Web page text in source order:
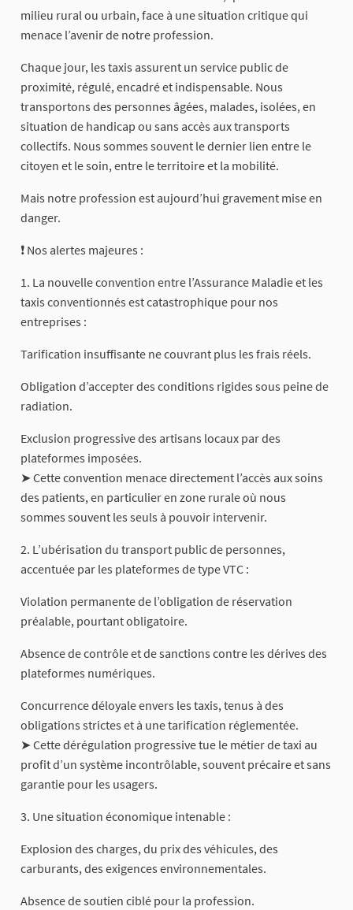
milieu rural ou urbain, face à une situation critique qui
menace l’avenir de notre profession.
Chaque jour, les taxis assurent un service public de
proximité, régulé, encadré et indispensable. Nous
transportons des personnes âgées, malades, isolées, en
situation de handicap ou sans accès aux transports
collectifs. Nous sommes souvent le dernier lien entre le
citoyen et le soin, entre le territoire et la mobilité.
Mais notre profession est aujourd’hui gravement mise en
danger.
❗ Nos alertes majeures :
1. La nouvelle convention entre l’Assurance Maladie et les
taxis conventionnés est catastrophique pour nos
entreprises :
Tarification insuffisante ne couvrant plus les frais réels.
Obligation d’accepter des conditions rigides sous peine de
radiation.
Exclusion progressive des artisans locaux par des
plateformes imposées.
➤ Cette convention menace directement l’accès aux soins
des patients, en particulier en zone rurale où nous
sommes souvent les seuls à pouvoir intervenir.
2. L’ubérisation du transport public de personnes,
accentuée par les plateformes de type VTC :
Violation permanente de l’obligation de réservation
préalable, pourtant obligatoire.
Absence de contrôle et de sanctions contre les dérives des
plateformes numériques.
Concurrence déloyale envers les taxis, tenus à des
obligations strictes et à une tarification réglementée.
➤ Cette dérégulation progressive tue le métier de taxi au
profit d’un système incontrôlable, souvent précaire et sans
garantie pour les usagers.
3. Une situation économique intenable :
Explosion des charges, du prix des véhicules, des
carburants, des exigences environnementales.
Absence de soutien ciblé pour la profession.